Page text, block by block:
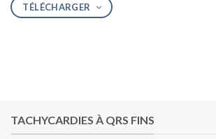
TÉLÉCHARGER
TACHYCARDIES À QRS FINS